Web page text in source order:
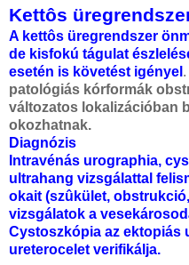
Kettôs
A kettôs üregrendszer
de kisfokú tágulat
esetén is követést igényel .
patológiás kórformák
változatos lokalizációban
okozhatnak.
Diagnózis
Intravénás urographia,
ultrahang vizsgálattal
okait (szûkület,
vizsgálatok a
Cystoszkópia az ektopiás
ureterocelet verifikálja.